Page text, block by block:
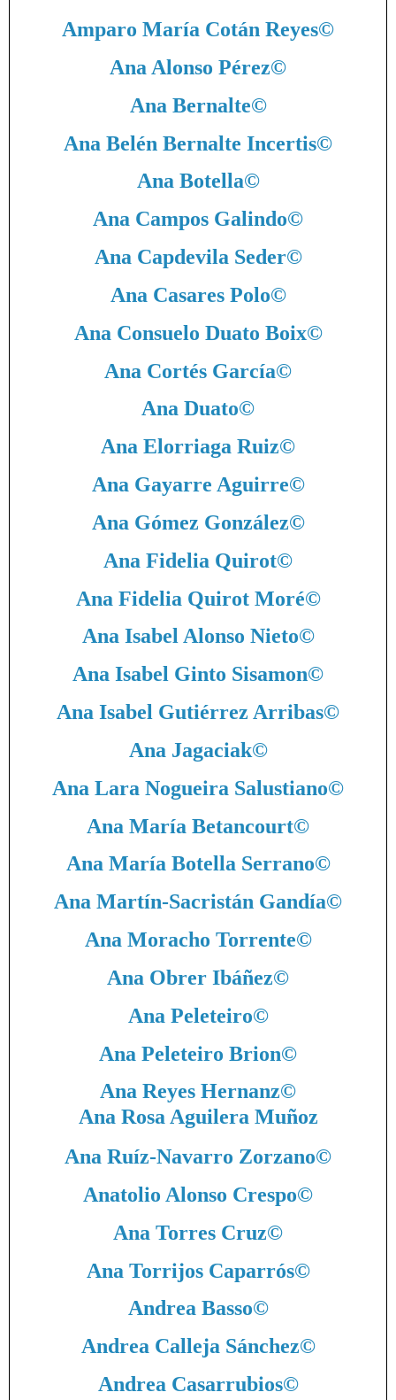
Amparo María Cotán Reyes©
Ana Alonso Pérez©
Ana Bernalte©
Ana Belén Bernalte Incertis©
Ana Botella©
Ana Campos Galindo©
Ana Capdevila Seder©
Ana Casares Polo©
Ana Consuelo Duato Boix©
Ana Cortés García©
Ana Duato©
Ana Elorriaga Ruiz©
Ana Gayarre Aguirre©
Ana Gómez González©
Ana Fidelia Quirot©
Ana Fidelia Quirot Moré©
Ana Isabel Alonso Nieto©
Ana Isabel Ginto Sisamon©
Ana Isabel Gutiérrez Arribas©
Ana Jagaciak©
Ana Lara Nogueira Salustiano©
Ana María Betancourt©
Ana María Botella Serrano©
Ana Martín-Sacristán Gandía©
Ana Moracho Torrente©
Ana Obrer Ibáñez©
Ana Peleteiro©
Ana Peleteiro Brion©
Ana Reyes Hernanz©
Ana Rosa Aguilera Muñoz
Ana Ruíz-Navarro Zorzano©
Anatolio Alonso Crespo©
Ana Torres Cruz©
Ana Torrijos Caparrós©
Andrea Basso©
Andrea Calleja Sánchez©
Andrea Casarrubios©